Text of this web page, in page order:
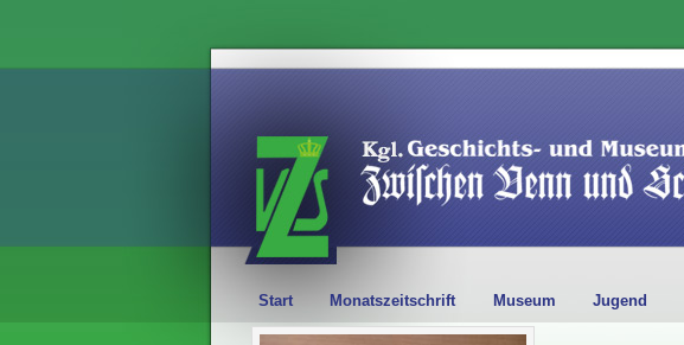
Start Monatszeitschrift Museum Jugend